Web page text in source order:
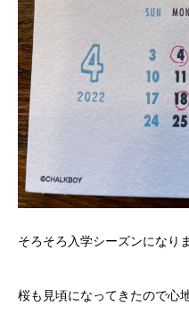
そろそろ入学シーズンになり
桜も見頃になってきたので心